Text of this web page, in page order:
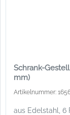
Schrank-
mm)
Artikelnummer:
aus Edelstahl, 6